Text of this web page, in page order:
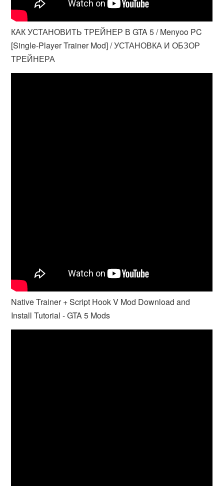
КАК УСТАНОВИТЬ ТРЕЙНЕР В GTA 5 / Menyoo PC
[Single-Player Trainer Mod] / УСТАНОВКА И ОБЗОР
ТРЕЙНЕРА
Native Trainer + Script Hook V Mod Download and
Install Tutorial - GTA 5 Mods